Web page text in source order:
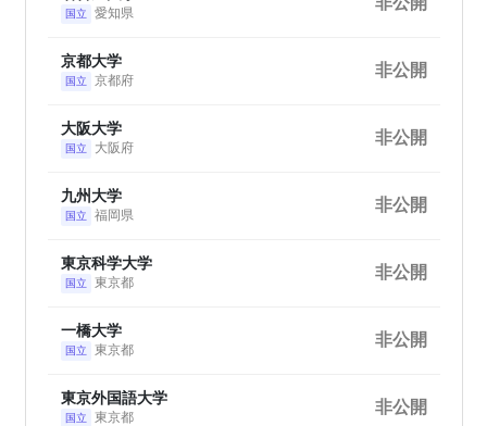
国立 愛知県
京都大学
国立 京都府
非公開
大阪大学
国立 大阪府
非公開
九州大学
国立 福岡県
非公開
東京科学大学
国立 東京都
非公開
一橋大学
国立 東京都
非公開
東京外国語大学
国立 東京都
非公開